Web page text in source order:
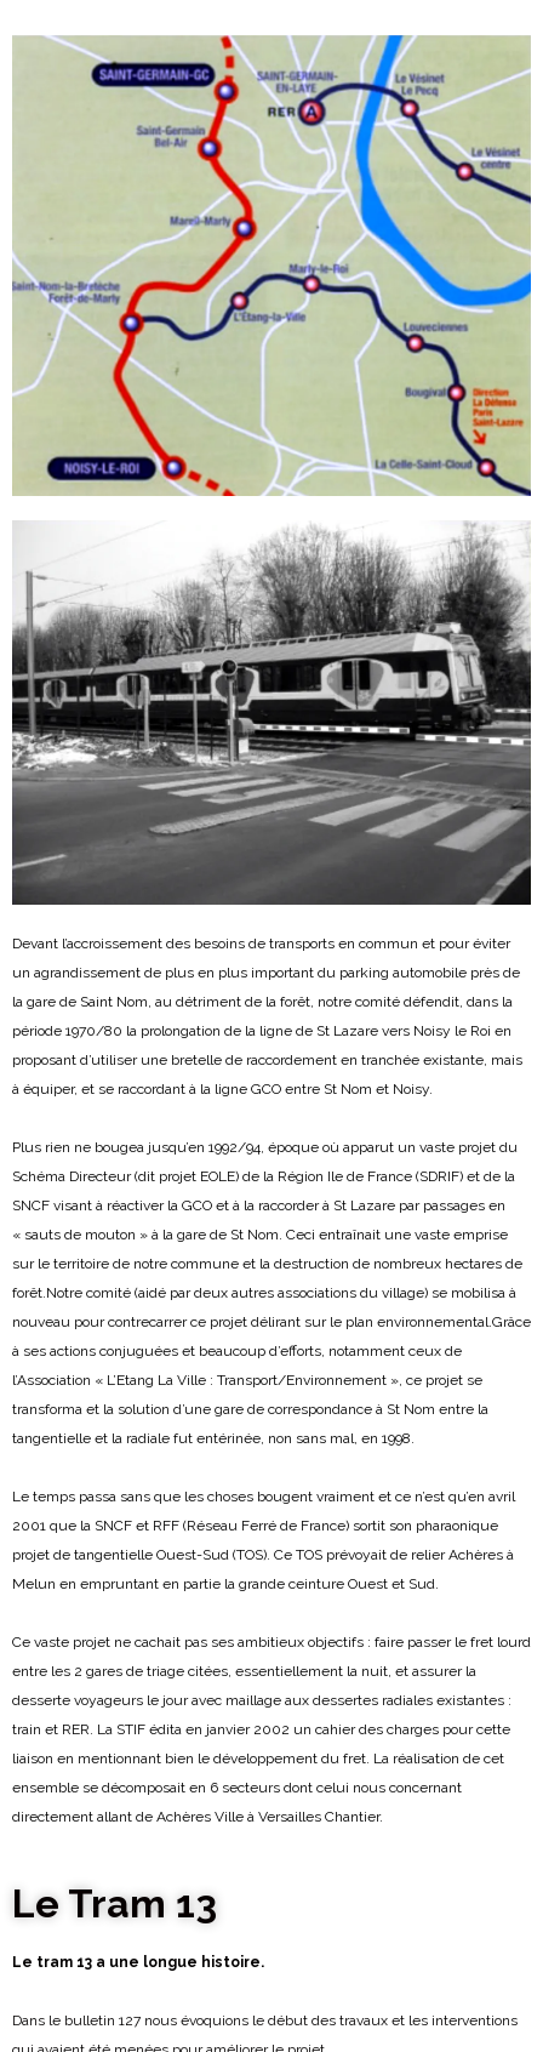
Devant l’accroissement des besoins de transports en commun et pour éviter
un agrandissement de plus en plus important du parking automobile près de
la gare de Saint Nom, au détriment de la forêt, notre comité défendit, dans la
période 1970/80 la prolongation de la ligne de St Lazare vers Noisy le Roi en
proposant d’utiliser une bretelle de raccordement en tranchée existante, mais
à équiper, et se raccordant à la ligne GCO entre St Nom et Noisy.
Plus rien ne bougea jusqu’en 1992/94, époque où apparut un vaste projet du
Schéma Directeur (dit projet EOLE) de la Région Ile de France (SDRIF) et de la
SNCF visant à réactiver la GCO et à la raccorder à St Lazare par passages en
« sauts de mouton » à la gare de St Nom. Ceci entraînait une vaste emprise
sur le territoire de notre commune et la destruction de nombreux hectares de
forêt. Notre comité (aidé par deux autres associations du village) se mobilisa à
nouveau pour contrecarrer ce projet délirant sur le plan environnemental. Grâce
à ses actions conjuguées et beaucoup d’efforts, notamment ceux de
l’Association « L’Etang La Ville : Transport/Environnement », ce projet se
transforma et la solution d’une gare de correspondance à St Nom entre la
tangentielle et la radiale fut entérinée, non sans mal, en 1998.
Le temps passa sans que les choses bougent vraiment et ce n’est qu’en avril
2001 que la SNCF et RFF (Réseau Ferré de France) sortit son pharaonique
projet de tangentielle Ouest-Sud (TOS). Ce TOS prévoyait de relier Achères à
Melun en empruntant en partie la grande ceinture Ouest et Sud.
Ce vaste projet ne cachait pas ses ambitieux objectifs : faire passer le fret lourd
entre les 2 gares de triage citées, essentiellement la nuit, et assurer la
desserte voyageurs le jour avec maillage aux dessertes radiales existantes :
train et RER. La STIF édita en janvier 2002 un cahier des charges pour cette
liaison en mentionnant bien le développement du fret. La réalisation de cet
ensemble se décomposait en 6 secteurs dont celui nous concernant
directement allant de Achères Ville à Versailles Chantier.
Le Tram 13
Le tram 13 a une longue histoire.
Dans le bulletin 127 nous évoquions le début des travaux et les interventions